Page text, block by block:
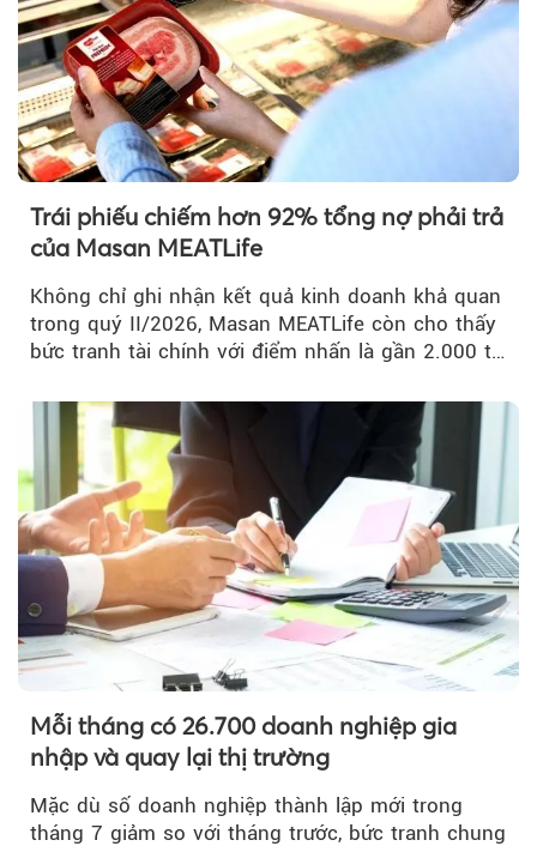
Trái phiếu chiếm hơn 92% tổng nợ phải trả
của Masan MEATLife
Không chỉ ghi nhận kết quả kinh doanh khả quan
trong quý II/2026, Masan MEATLife còn cho thấy
bức tranh tài chính với điểm nhấn là gần 2.000 tỷ
Mỗi tháng có 26.700 doanh nghiệp gia
nhập và quay lại thị trường
Mặc dù số doanh nghiệp thành lập mới trong
tháng 7 giảm so với tháng trước, bức tranh chung